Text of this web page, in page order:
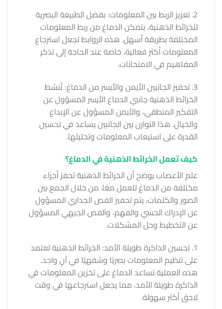
2. تعزيز الربط بين المعلومات: بفضل الطبيعة البصرية
للخرائط الذهنية، يتمكن الدماغ من ربط المعلومات
المختلفة بطريقة أسهل. هذه الروابط تجعل استرجاع
المعلومات أكثر فعالية، خاصة عند الحاجة إلى تذكر
المفاهيم في الامتحانات.
3. تحفيز الجانبين الأيمن والأيسر من الدماغ: تُنشط
الخرائط الذهنية جانبي الدماغ الأيسر المسؤول عن
التفكير المنطقي، والأيمن المسؤول عن الإبداع
والخيال. هذا التوازن بين الجانبين يساعد في تحسين
القدرة على استيعاب المعلومات وتحليلها.
كيف تعمل الخرائط الذهنية في الدماغ؟
علم الأعصاب يوضح أن الخرائط الذهنية تحفز أجزاء
مختلفة من الدماغ للعمل معًا. من خلال الجمع بين
الصور والكلمات، يتم تحفيز الفص الجداري المسؤول
عن الإدراك الحسي والفهم، والفص الجبهي المسؤول
عن التخطيط وحل المشكلات.
1. تحسين الذاكرة طويلة الأمد: الخرائط الذهنية تعتمد
على تنظيم المعلومات بصريًا وشفهيًا في آنٍ واحد.
هذه العملية تساعد الدماغ على تخزين المعلومات في
الذاكرة طويلة الأمد، مما يجعل استرجاعها في وقت
لاحق أكثر سهولة.